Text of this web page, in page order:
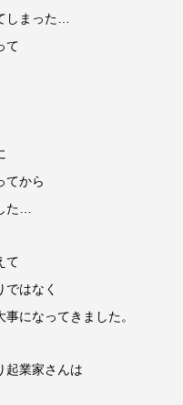
しまった…
て
てから
た…
て
はなく
になってきました。
起業家さんは